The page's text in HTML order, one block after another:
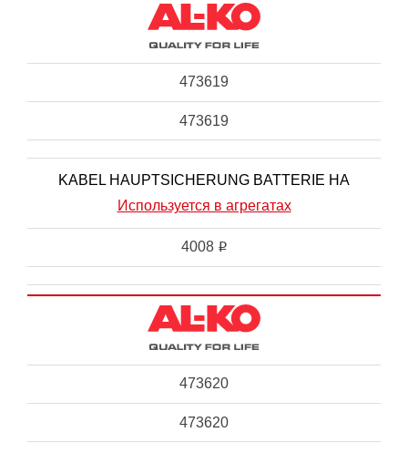
473619
473619
KABEL HAUPTSICHERUNG BATTERIE HA
Используется в агрегатах
4008 i
473620
473620